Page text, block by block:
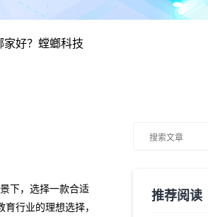
好？螳螂科技
下，选择一款合适
行业的理想选择，
搜索
推荐阅读